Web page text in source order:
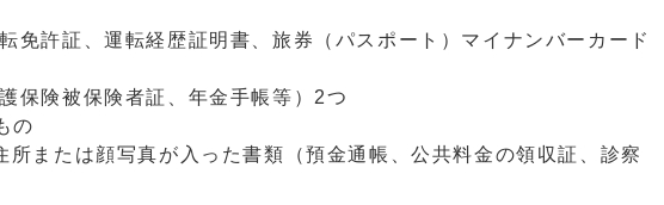
免許証、運転経歴証明書、旅券（パスポート）マイナンバーカード
保険被保険者証、年金手帳等）2つ
の
または顔写真が入った書類（預金通帳、公共料金の領収証、診察